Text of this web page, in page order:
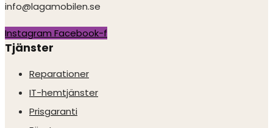
info@lagamobilen.se
Instagram Facebook-f
Tjänster
Reparationer
IT-hemtjänster
Prisgaranti